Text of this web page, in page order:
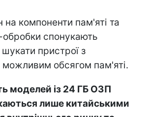
на компоненти пам'яті та
спонукають
пристрої з
обсягом пам'яті.
моделей із 24 ГБ ОЗП
лише китайськими